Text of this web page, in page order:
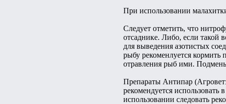
При использовании
Следует отметить, что
отсаднике. Либо, если такой
для выведения азотистых
рыбу рекоменлуется кормить
отравления рыб ими.
Препараты Антипар
рекомендуется
использовании следовать